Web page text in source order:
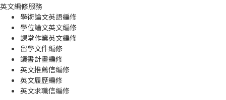
英文編修服務
學術論文英語編修
學位論文英文編修
課堂作業英文編修
留學文件編修
讀書計畫編修
英文推薦信編修
英文履歷編修
英文求職信編修